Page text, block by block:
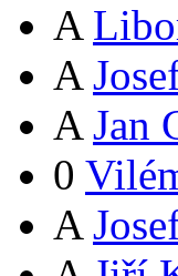
A
A
A Jan
0
A